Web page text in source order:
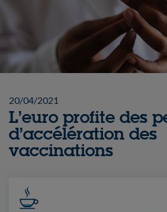
20/04/2021
L’euro profite des
d’accélération des
vaccinations